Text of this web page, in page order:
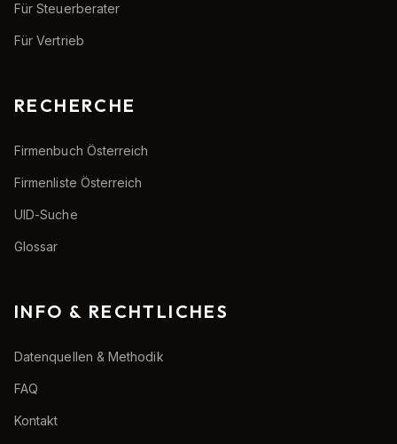
Für Steuerberater
Für Vertrieb
RECHERCHE
Firmenbuch Österreich
Firmenliste Österreich
UID-Suche
Glossar
INFO & RECHTLICHES
Datenquellen & Methodik
FAQ
Kontakt